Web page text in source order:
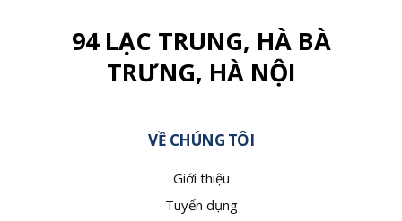
94 LẠC TRUNG, HÀ BÀ
TRƯNG, HÀ NỘI
VỀ CHÚNG TÔI
Giới thiệu
Tuyển dụng